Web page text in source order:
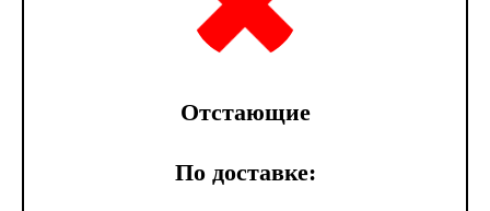
Отстающие
По доставке: